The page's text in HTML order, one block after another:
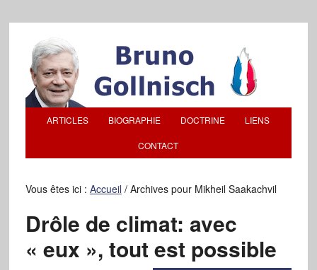
ARTICLES BIOGRAPHIE DOCTRINE LIENS
CONTACT
Vous êtes ici : Accueil /Archives pour Mikheil Saakachvil
Drôle de climat: avec
« eux », tout est possible